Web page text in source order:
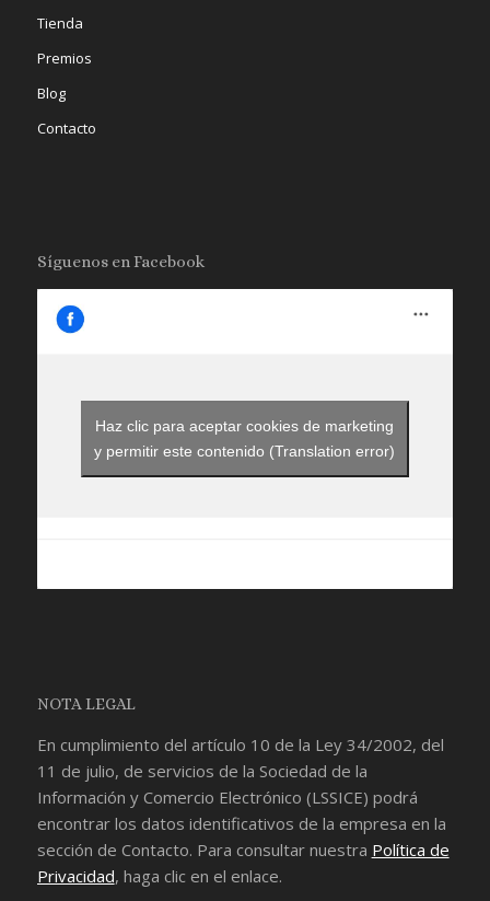
Tienda
Premios
Blog
Contacto
Síguenos en Facebook
Haz clic para aceptar cookies de marketing
y permitir este contenido (Translation error)
NOTA LEGAL
En cumplimiento del artículo 10 de la Ley 34/2002, del
11 de julio, de servicios de la Sociedad de la
Información y Comercio Electrónico (LSSICE) podrá
encontrar los datos identificativos de la empresa en la
sección de Contacto. Para consultar nuestra Política de
Privacidad, haga clic en el enlace.